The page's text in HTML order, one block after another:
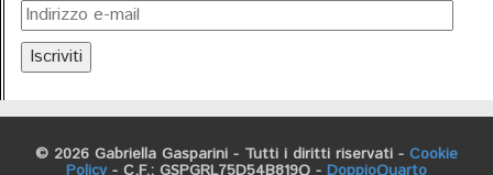
Iscriviti
© 2026 Gabriella Gasparini - Tutti i diritti riservati - Cookie
Policy - C.F.: GSPGRL75D54B819Q - DoppioQuarto